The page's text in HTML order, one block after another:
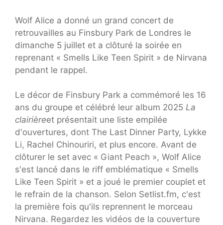
Wolf Alice a donné un grand concert de
retrouvailles au Finsbury Park de Londres le
dimanche 5 juillet et a clôturé la soirée en
reprenant « Smells Like Teen Spirit » de Nirvana
pendant le rappel.
Le décor de Finsbury Park a commémoré les 16
ans du groupe et célébré leur album 2025 La
clairièreet présentait une liste empilée
d'ouvertures, dont The Last Dinner Party, Lykke
Li, Rachel Chinouriri, et plus encore. Avant de
clôturer le set avec « Giant Peach », Wolf Alice
s'est lancé dans le riff emblématique « Smells
Like Teen Spirit » et a joué le premier couplet et
le refrain de la chanson. Selon Setlist.fm, c'est
la première fois qu'ils reprennent le morceau
Nirvana. Regardez les vidéos de la couverture